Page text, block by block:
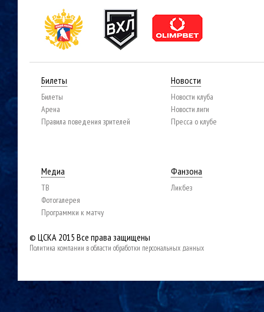
Билеты
Билеты
Арена
Правила поведения зрителей
Новости
Новости клуба
Новости лиги
Пресса о клубе
Медиа
ТВ
Фотогалерея
Программки к матчу
Фанзона
Ликбез
© ЦСКА 2015 Все права защищены
Политика компании в области обработки персональных данных